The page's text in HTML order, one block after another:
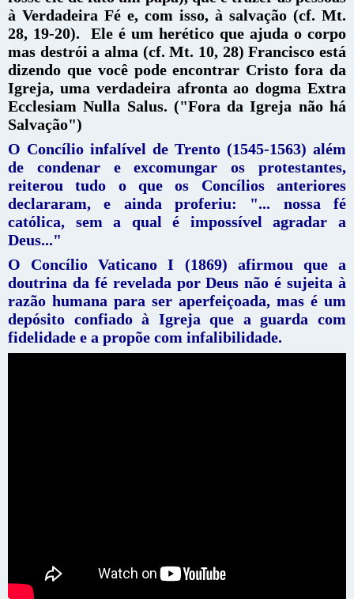
à Verdadeira Fé e, com isso, à salvação (cf. Mt.
28, 19-20). Ele é um herético que ajuda o corpo
mas destrói a alma (cf. Mt. 10, 28) Francisco está
dizendo que você pode encontrar Cristo fora da
Igreja, uma verdadeira afronta ao dogma Extra
Ecclesiam Nulla Salus. ("Fora da Igreja não há
Salvação")
O Concílio infalível de Trento (1545-1563) além
de condenar e excomungar os protestantes,
reiterou tudo o que os Concílios anteriores
declararam, e ainda proferiu: "... nossa fé
católica, sem a qual é impossível agradar a
Deus..."
O Concílio Vaticano I (1869) afirmou que a
doutrina da fé revelada por Deus não é sujeita à
razão humana para ser aperfeiçoada, mas é um
depósito confiado à Igreja que a guarda com
fidelidade e a propõe com infalibilidade.